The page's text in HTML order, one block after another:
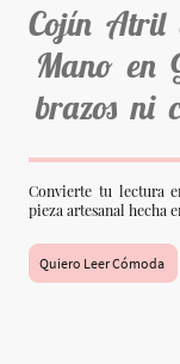
Cojín Atril
Mano en
brazos ni
Convierte tu lectura
pieza artesanal hecha
Quiero Leer Cómoda